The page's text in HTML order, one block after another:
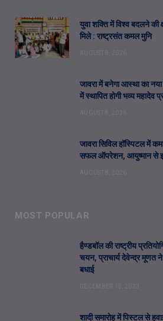
युवा शक्ति में विश्व बदलने की
मिले : राष्ट्रसंत कमल मुनि
जावरा में बनेगा आस्था का
में स्थापित होगी भव्य महादेव
जावरा सिविल हॉस्पिटल में
सफल ऑपरेशन, आयुष्मान से
MOST POPULAR
हैण्डबॉल की राष्ट्रीय
चयन, प्राचार्य देवेन्द्र मूणत ने
बधाई
शादी समारोह में पिस्टल से